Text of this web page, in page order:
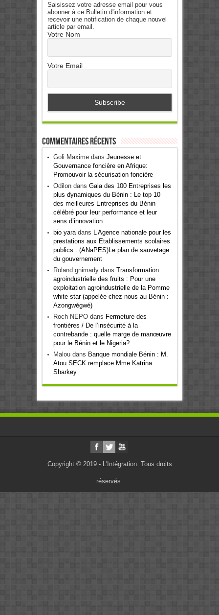
Saisissez votre adresse email pour vous
abonner à ce Bulletin d'information et
recevoir une notification de chaque nouvel
article par email.
Votre Nom
Votre Email
Commentaires récents
Goli Maximedans Jeunesse et
Gouvernance foncière en Afrique:
Promouvoir la sécurisation foncière
Odilondans Gala des 100 Entreprises les
plus dynamiques du Bénin : Le top 10
des meilleures Entreprises du Bénin
célébré pour leur performance et leur
sens d’innovation
bio yaradans
L’Agence nationale pour les
prestations aux Etablissements scolaires
publics : (ANaPES)Le plan de sauvetage
du gouvernement
Roland gnimadydans Transformation
agroindustrielle des fruits : Pour une
exploitation agroindustrielle de la Pomme
white star (appelée chez nous au Bénin :
Azongwégwé)
Roch NEPOdans Fermeture des
frontières / De l’insécurité à la
contrebande : quelle marge de manœuvre
pour le Bénin et le Nigeria?
Maloudans Banque mondiale Bénin : M.
Atou SECK remplace Mme Katrina
Sharkey
Copyright © 2019 - L'Intégration. Tous droits
réservés.